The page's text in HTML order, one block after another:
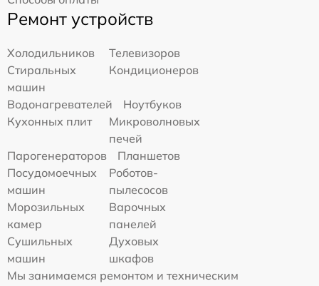
Ремонт устройств
Холодильников
Телевизоров
Стиральных
машин
Кондиционеров
Водонагревателей
Ноутбуков
Кухонных плит
Микроволновых
печей
Парогенераторов
Планшетов
Посудомоечных
машин
Роботов-
пылесосов
Морозильных
камер
Варочных
панелей
Сушильных
машин
Духовых
шкафов
Мы занимаемся ремонтом и техническим